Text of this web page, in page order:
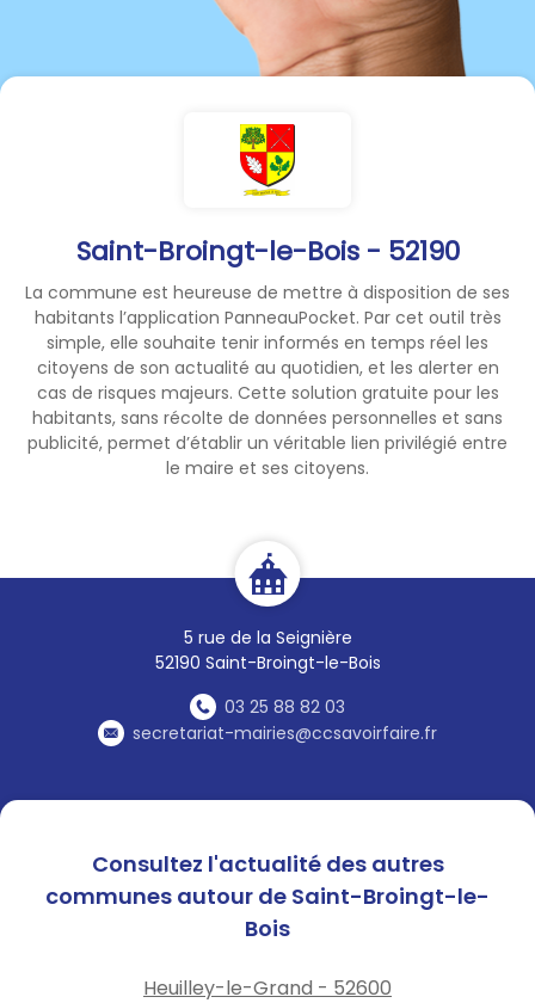
Saint-Broingt-le-Bois - 52190
La commune est heureuse de mettre à disposition de ses
habitants l’application PanneauPocket. Par cet outil très
simple, elle souhaite tenir informés en temps réel les
citoyens de son actualité au quotidien, et les alerter en
cas de risques majeurs. Cette solution gratuite pour les
habitants, sans récolte de données personnelles et sans
publicité, permet d’établir un véritable lien privilégié entre
le maire et ses citoyens.
5 rue de la Seignière
52190 Saint-Broingt-le-Bois
03 25 88 82 03
secretariat-mairies@ccsavoirfaire.fr
Consultez l'actualité des autres
communes autour de Saint-Broingt-le-
Bois
Heuilley-le-Grand - 52600